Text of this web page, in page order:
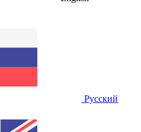
Русский